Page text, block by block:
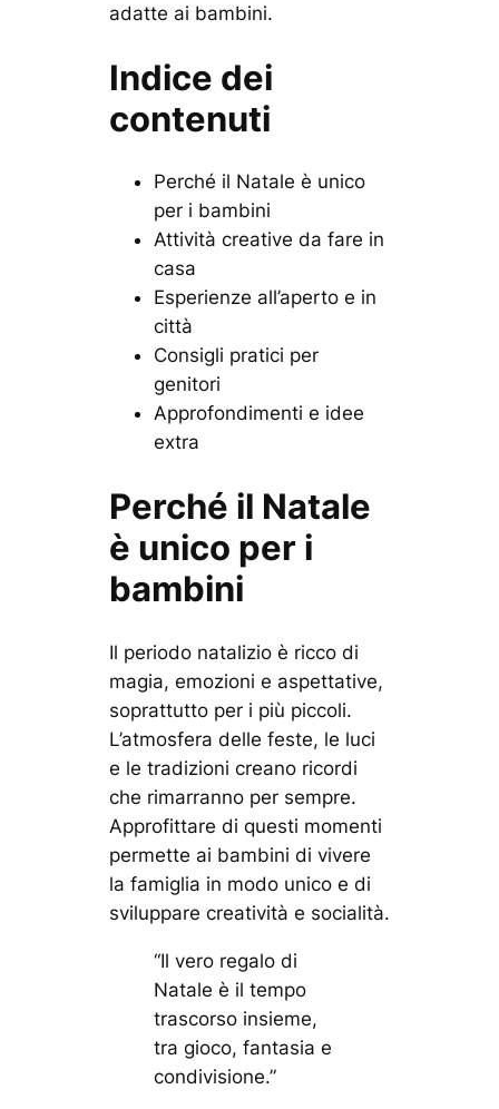
adatte ai bambini.
Indice dei
contenuti
Perché il Natale è unico
per i bambini
Attività creative da fare in
casa
Esperienze all’aperto e in
città
Consigli pratici per
genitori
Approfondimenti e idee
extra
Perché il Natale
è unico per i
bambini
Il periodo natalizio è ricco di
magia, emozioni e aspettative,
soprattutto per i più piccoli.
L’atmosfera delle feste, le luci
e le tradizioni creano ricordi
che rimarranno per sempre.
Approfittare di questi momenti
permette ai bambini di vivere
la famiglia in modo unico e di
sviluppare creatività e socialità.
“Il vero regalo di
Natale è il tempo
trascorso insieme,
tra gioco, fantasia e
condivisione.”